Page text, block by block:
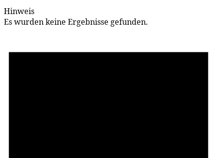
Hinweis
Es wurden keine Ergebnisse gefunden.